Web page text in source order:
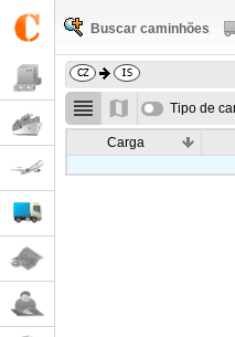
Buscar caminhões
Tipo de
Carga